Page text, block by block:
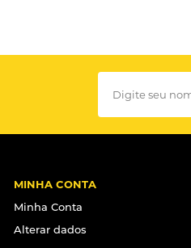
MINHA CONTA
Minha Conta
Alterar dados